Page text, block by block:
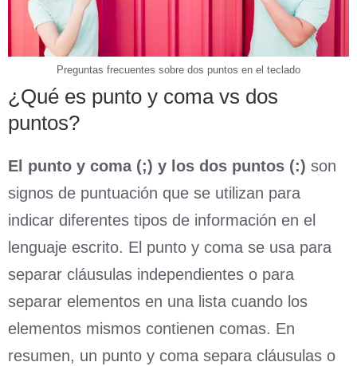
Preguntas frecuentes sobre dos puntos en el teclado
¿Qué es punto y coma vs dos
puntos?
El punto y coma (;) y los dos puntos (:) son
signos de puntuación que se utilizan para
indicar diferentes tipos de información en el
lenguaje escrito. El punto y coma se usa para
separar cláusulas independientes o para
separar elementos en una lista cuando los
elementos mismos contienen comas. En
resumen, un punto y coma separa cláusulas o